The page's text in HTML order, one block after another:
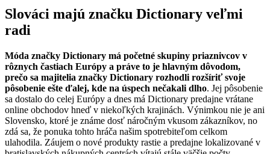
Slováci majú značku Dictionary veľmi
radi
Móda značky Dictionary má početné skupiny priaznivcov v
rôznych častiach Európy a práve to je hlavným dôvodom,
prečo sa majitelia značky Dictionary rozhodli rozšíriť svoje
pôsobenie ešte ďalej, kde na úspech nečakali dlho. Jej pôsobenie
sa dostalo do celej Európy a dnes má Dictionary predajne vrátane
online obchodov hneď v niekoľkých krajinách. Výnimkou nie je ani
Slovensko, ktoré je známe dosť náročným vkusom zákazníkov, no
zdá sa, že ponuka tohto hráča našim spotrebiteľom celkom
ulahodila. Záujem o nové produkty rastie a predajne lokalizované v